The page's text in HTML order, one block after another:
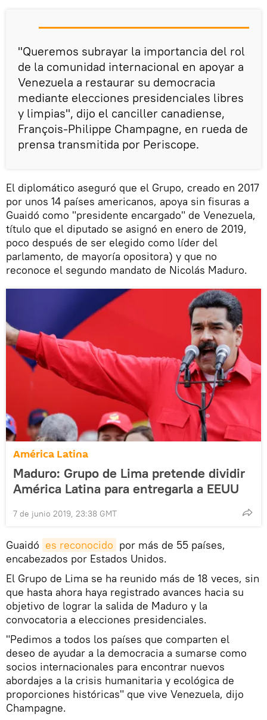
"Queremos subrayar la importancia del rol
de la comunidad internacional en apoyar a
Venezuela a restaurar su democracia
mediante elecciones presidenciales libres
y limpias", dijo el canciller canadiense,
François-Philippe Champagne, en rueda de
prensa transmitida por Periscope.
El diplomático aseguró que el Grupo, creado en 2017
por unos 14 países americanos, apoya sin fisuras a
Guaidó como "presidente encargado" de Venezuela,
título que el diputado se asignó en enero de 2019,
poco después de ser elegido como líder del
parlamento, de mayoría opositora) y que no
reconoce el segundo mandato de Nicolás Maduro.
América Latina
Maduro: Grupo de Lima pretende dividir
América Latina para entregarla a EEUU
7 de junio 2019, 23:38 GMT
Guaidó es reconocido por más de 55 países,
encabezados por Estados Unidos.
El Grupo de Lima se ha reunido más de 18 veces, sin
que hasta ahora haya registrado avances hacia su
objetivo de lograr la salida de Maduro y la
convocatoria a elecciones presidenciales.
"Pedimos a todos los países que comparten el
deseo de ayudar a la democracia a sumarse como
socios internacionales para encontrar nuevos
abordajes a la crisis humanitaria y ecológica de
proporciones históricas" que vive Venezuela, dijo
Champagne.